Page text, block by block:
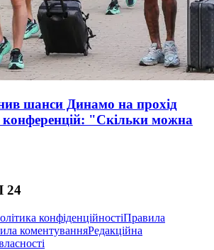
шанси Динамо на прохід
конференцій: "Скільки можна
24
конфіденційностіПравила
коментуванняРедакційна